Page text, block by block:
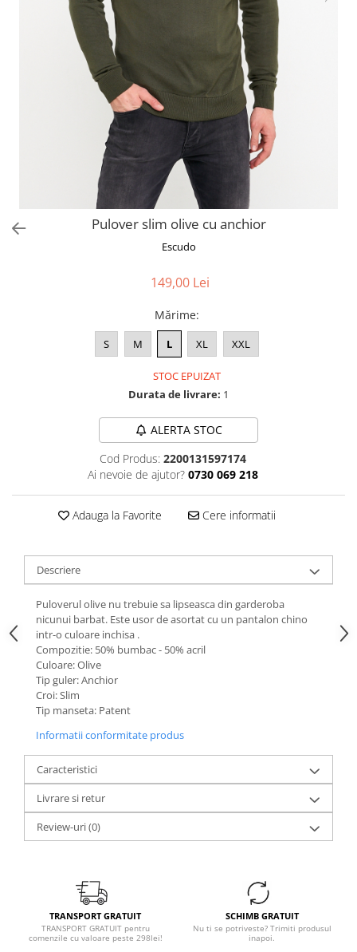
Pulover slim olive cu anchior
Escudo
149,00 Lei
Mărime:
S M L XL XXL
STOC EPUIZAT
Durata de livrare: 1
ALERTA STOC
Cod Produs: 2200131597174
Ai nevoie de ajutor? 0730 069 218
Adauga la Favorite Cere informatii
Descriere
Puloverul olive nu trebuie sa lipseasca din garderoba
nicunui barbat. Este usor de asortat cu un pantalon chino
intr-o culoare inchisa .
Compozitie: 50% bumbac - 50% acril
Culoare: Olive
Tip guler: Anchior
Croi: Slim
Tip manseta: Patent
Informatii conformitate produs
Caracteristici
Livrare si retur
Review-uri(0)
TRANSPORT GRATUIT
TRANSPORT GRATUIT pentru
comenzile cu valoare peste 298lei!
SCHIMB GRATUIT
Nu ti se potriveste? Trimiti produsul
inapoi.